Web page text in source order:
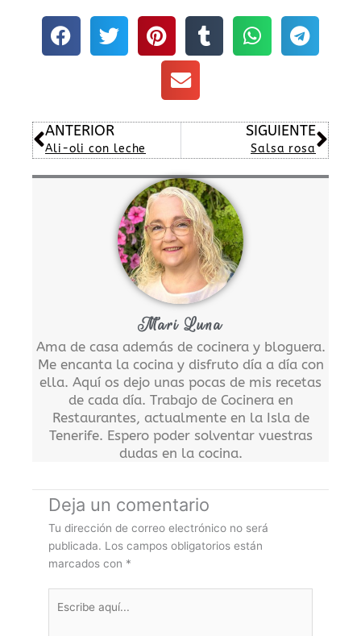
Ant
ANTERIOR
Ali-oli con leche
SIGUIENTE
Salsa rosa
Mari Luna
Ama de casa además de cocinera y bloguera.
Me encanta la cocina y disfruto día a día con
ella. Aquí os dejo unas pocas de mis recetas
de cada día. Trabajo de Cocinera en
Restaurantes, actualmente en la Isla de
Tenerife. Espero poder solventar vuestras
dudas en la cocina.
Deja un comentario
Tu dirección de correo electrónico no será
publicada. Los campos obligatorios están
marcados con *
aquí...